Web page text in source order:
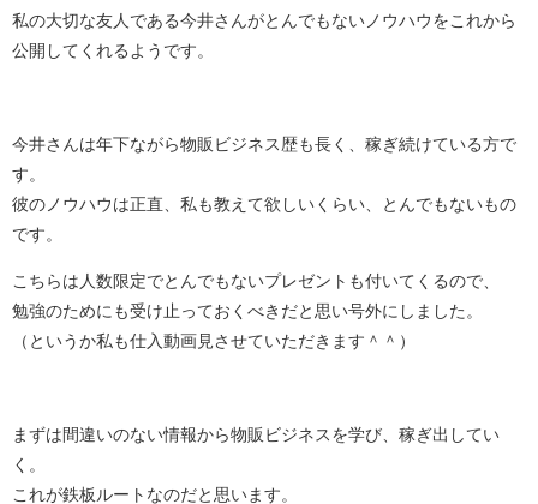
私の大切な友人である今井さんがとんでもないノウハウをこれから
公開してくれるようです。
今井さんは年下ながら物販ビジネス歴も長く、稼ぎ続けている方で
す。
彼のノウハウは正直、私も教えて欲しいくらい、とんでもないもの
です。
こちらは人数限定でとんでもないプレゼントも付いてくるので、
勉強のためにも受け止っておくべきだと思い号外にしました。
（というか私も仕入動画見させていただきます＾＾）
まずは間違いのない情報から物販ビジネスを学び、稼ぎ出してい
く。
これが鉄板ルートなのだと思います。